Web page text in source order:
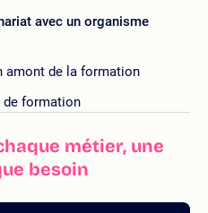
avec un organisme
amont de la formation
de formation
métier, une
besoin